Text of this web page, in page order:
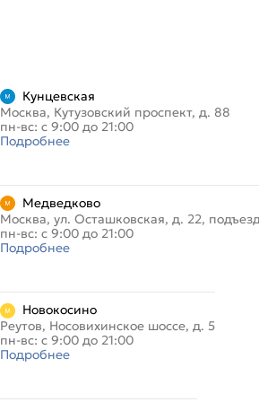
Кунцевская
Москва, Кутузовский проспект, д. 88
пн-вс: с 9:00 до 21:00
Подробнее
Медведково
Москва, ул. Осташковская, д. 22,
пн-вс: с 9:00 до 21:00
Подробнее
Новокосино
Реутов, Носовихинское шоссе, д. 5
пн-вс: с 9:00 до 21:00
Подробнее